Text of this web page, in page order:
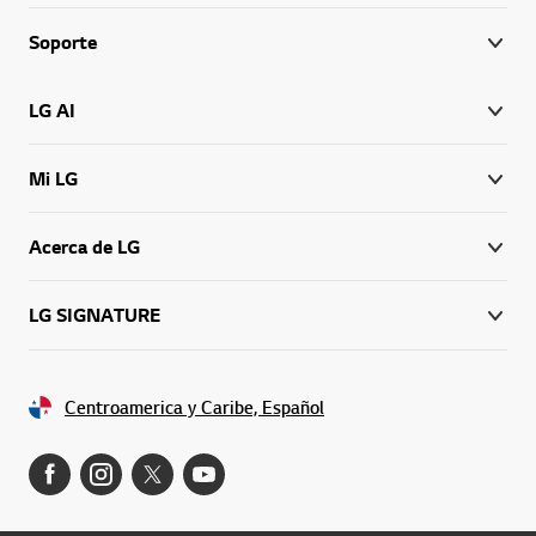
Soporte
LG AI
Mi LG
Acerca de LG
LG SIGNATURE
Centroamerica y Caribe, Español